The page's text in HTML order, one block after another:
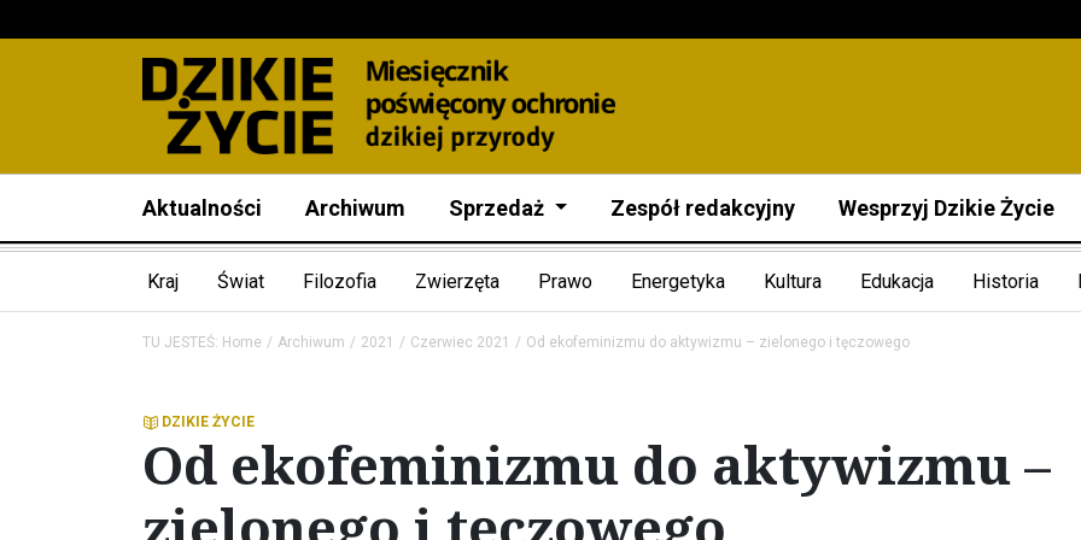
Aktualności Archiwum Sprzedaż Zespół redakcyjny Wesprzyj Dzikie Życie
Kraj Świat Filozofia Zwierzęta Prawo Energetyka Kultura Edukacja Historia
TU JESTEŚ: Home Archiwum 2021 Czerwiec 2021 Od ekofeminizmu do aktywizmu – zielonego i tęczowego
DZIKIE ŻYCIE
Od ekofeminizmu do aktywizmu –